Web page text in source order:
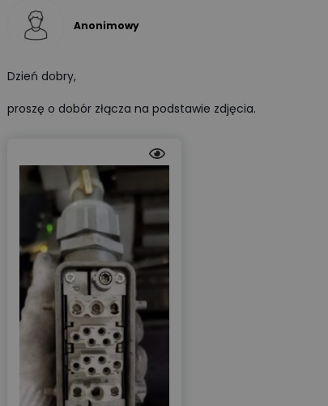
Anonimowy
Dzień dobry,
proszę o dobór złącza na podstawie zdjęcia.